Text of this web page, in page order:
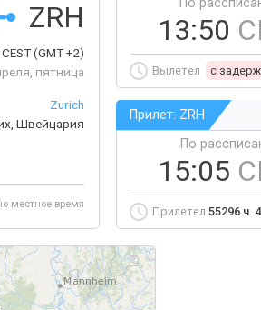
ZRH
CEST(GMT +2)
пятница
Zurich
Швейцария
местное время
По
13:50
Вылетел c
Прилет: ZRH
По
15:05
Прилетел 55296 ч.